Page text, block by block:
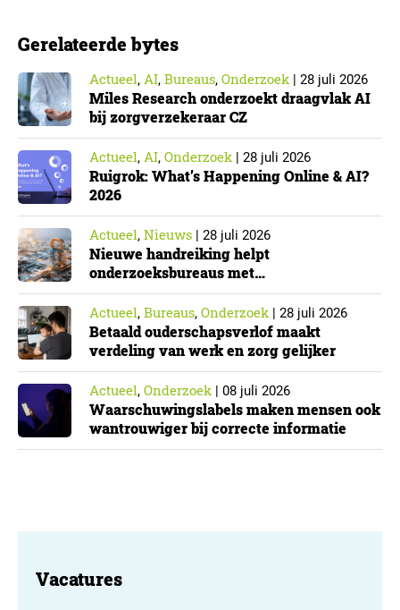
onderzoeksorganisatie. De toepasselijkheid…
Gerelateerde bytes
Actueel, AI, Bureaus, Onderzoek| 28 juli 2026
Miles Research onderzoekt draagvlak AI
bij zorgverzekeraar CZ
Actueel, AI, Onderzoek| 28 juli 2026
Ruigrok: What’s Happening Online & AI?
2026
Actueel, Nieuws | 28 juli 2026
Nieuwe handreiking helpt
onderzoeksbureaus met
Cyberbeveiligingswet
Actueel, Bureaus, Onderzoek| 28 juli 2026
Betaald ouderschapsverlof maakt
verdeling van werk en zorg gelijker
Actueel, Onderzoek| 08 juli 2026
Waarschuwingslabels maken mensen ook
wantrouwiger bij correcte informatie
Vacatures